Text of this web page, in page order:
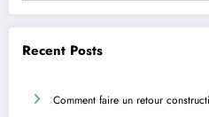
Recent Posts
Comment faire un retour